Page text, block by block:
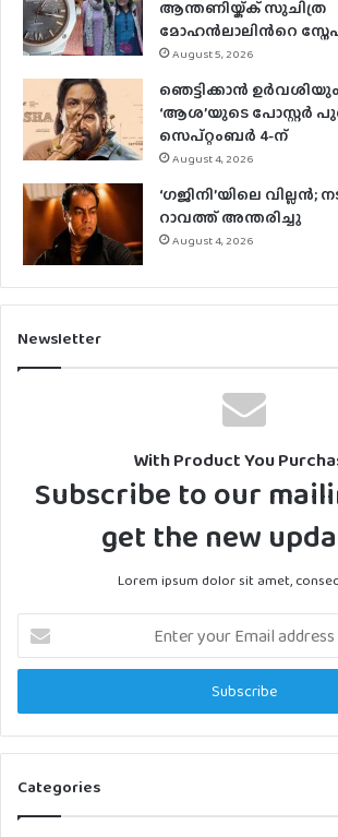
ആന്തണിയ്ക്ക് സുചിത്ര
മോഹൻലാലിൻറെ
August 5, 2026
ഞെട്ടിക്കാൻ
‘ആശ’യുടെ പോസ്റ്റർ
സെപ്റ്റംബർ 4-ന്
August 4, 2026
‘ഗജിനി’യിലെ വില്ലൻ;
റാവത്ത് അന്തരിച്ചു
August 4, 2026
Newsletter
With Product You
Subscribe to our
get the new
Lorem ipsum dolor sit amet,
Enter
your
Email
Categories